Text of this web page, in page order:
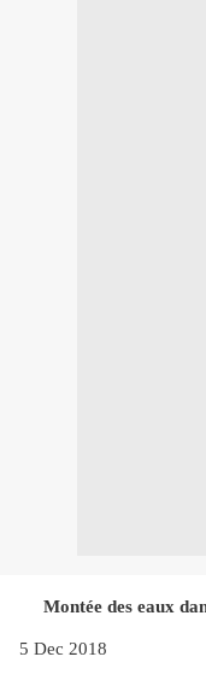
Montée des eaux
5 Dec 2018